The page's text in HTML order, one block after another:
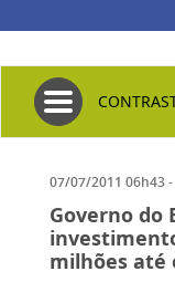
Toggle
07/07/2011 06h43
Governo do
milhões até